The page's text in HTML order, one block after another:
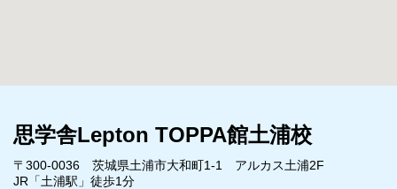
思学舎Lepton TOPPA館土浦校
〒300-0036 茨城県土浦市大和町1-1 アルカス土浦2F
JR「土浦駅」徒歩1分